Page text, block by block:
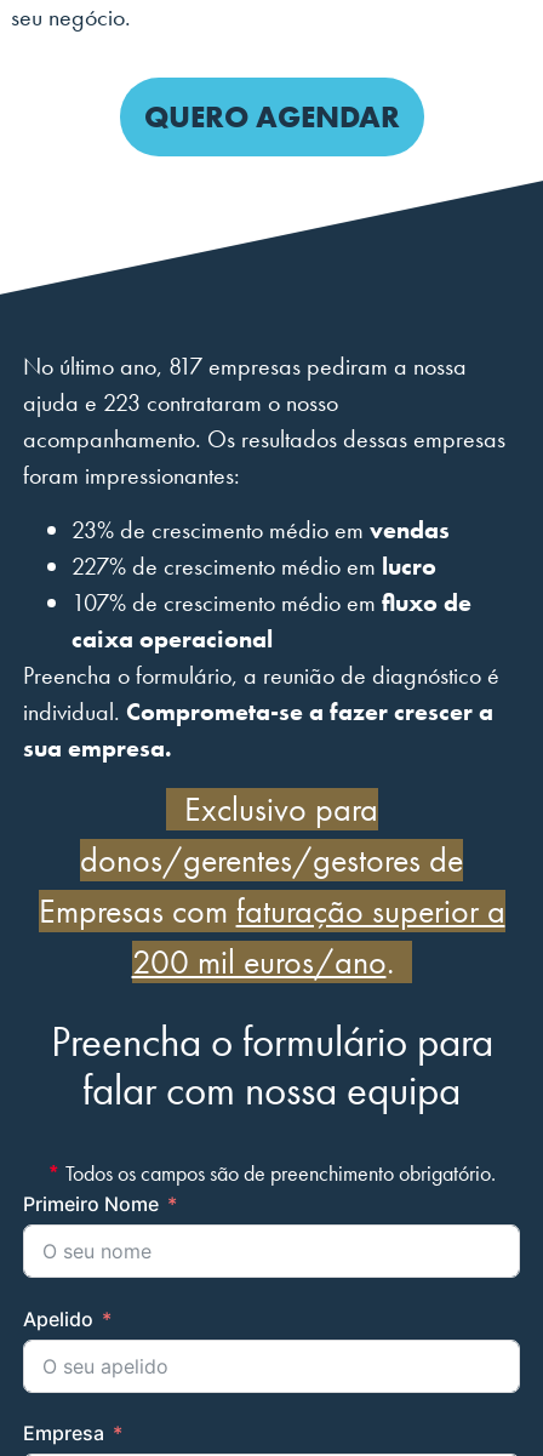
seu negócio.
QUERO AGENDAR
No último ano, 817 empresas pediram a nossa
ajuda e 223 contrataram o nosso
acompanhamento. Os resultados dessas empresas
foram impressionantes:
23% de crescimento médio em vendas
227% de crescimento médio em lucro
107% de crescimento médio em fluxo de
caixa operacional
Preencha o formulário, a reunião de diagnóstico é
individual. Comprometa-se a fazer crescer a
sua empresa.
Exclusivo para
donos/gerentes/gestores de
Empresas com faturação superior a
200 mil euros/ano.
Preencha o formulário para
falar com nossa equipa
* Todos os campos são de preenchimento obrigatório.
Primeiro Nome
Apelido
Empresa